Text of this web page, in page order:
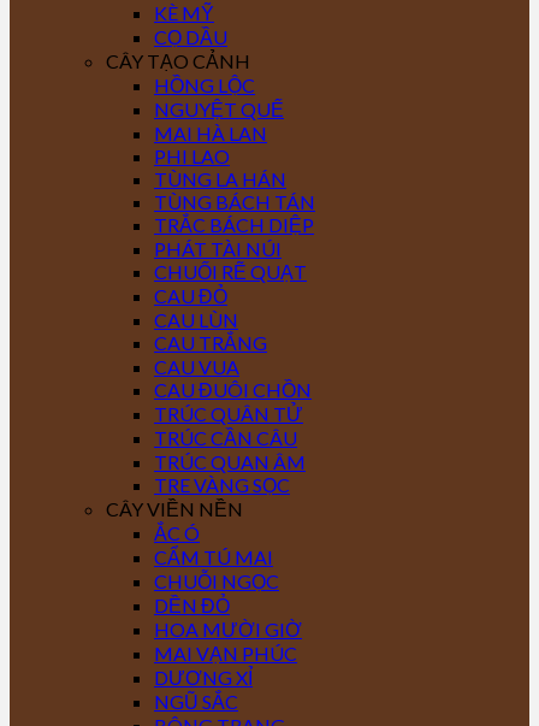
KÈ MỸ
CỌ DẦU
CÂY TẠO CẢNH
HỒNG LỘC
NGUYỆT QUẾ
MAI HÀ LAN
PHI LAO
TÙNG LA HÁN
TÙNG BÁCH TÁN
TRẮC BÁCH DIỆP
PHÁT TÀI NÚI
CHUỐI RẼ QUẠT
CAU ĐỎ
CAU LÙN
CAU TRẮNG
CAU VUA
CAU ĐUÔI CHỒN
TRÚC QUÂN TỬ
TRÚC CẦN CÂU
TRÚC QUAN ÂM
TRE VÀNG SỌC
CÂY VIỀN NỀN
ẮC Ó
CẨM TÚ MAI
CHUỖI NGỌC
DỀN ĐỎ
HOA MƯỜI GIỜ
MAI VẠN PHÚC
DƯƠNG XỈ
NGŨ SẮC